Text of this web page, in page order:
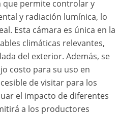
que permite controlar y
y radiación lumínica, lo
Esta cámara es única en la
climáticas relevantes,
del exterior. Además, se
costo para su uso en
de visitar para los
el impacto de diferentes
a los productores